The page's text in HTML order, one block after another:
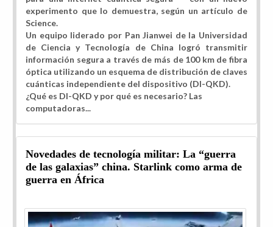
experimento que lo demuestra, según un artículo de
Science.
Un equipo liderado por Pan Jianwei de la Universidad
de Ciencia y Tecnología de China logró transmitir
información segura a través de más de 100 km de fibra
óptica utilizando un esquema de distribución de claves
cuánticas independiente del dispositivo (DI-QKD).
¿Qué es DI-QKD y por qué es necesario? Las
computadoras...
Novedades de tecnología militar: La “guerra
de las galaxias” china. Starlink como arma de
guerra en África